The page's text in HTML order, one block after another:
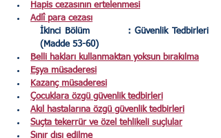
Hapis cezasının ertelenmesi
Adlî para cezası
İkinci Bölüm
: Güvenlik Tedbirleri
(Madde 53-60)
Belli hakları kullanmaktan yoksun bırakılma
Eşya müsaderesi
Kazanç müsaderesi
Çocuklara özgü güvenlik tedbirleri
Akıl hastalarına özgü güvenlik tedbirleri
Suçta tekerrür ve özel tehlikeli suçlular
Sınır dışı edilme